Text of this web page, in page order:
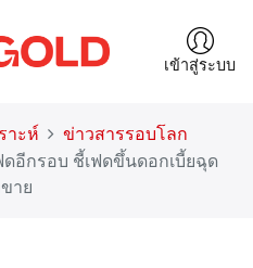
เข้าสู่ระบบ
าะห์
ข่าวสารรอบโลก
อีกรอบ ชี้เฟดขึ้นดอกเบี้ยฉุด
าย